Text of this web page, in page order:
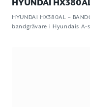
HYUNDAI
HYUNDAI HX380AL –
bandgrävare i Hyundais A-